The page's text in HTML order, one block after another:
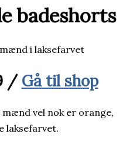
badeshorts
/ Gå til shop
vel nok er orange,
laksefarvet.